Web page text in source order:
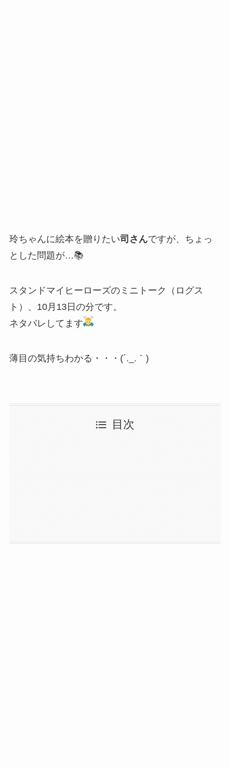
玲ちゃんに絵本を贈りたい司さんですが、ちょっ
とした問題が…📚
スタンドマイヒーローズのミニトーク（ログス
ト）、10月13日の分です。
ネタバレしてます
薄目の気持ちわかる・・・(´._.｀)
目次